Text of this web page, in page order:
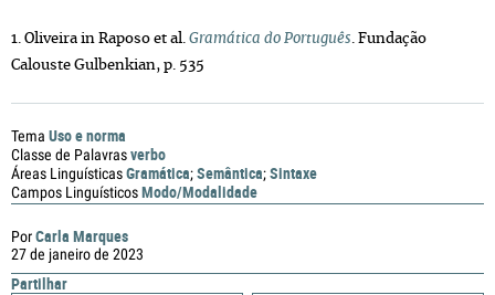
PorCarla Marques
27 de janeiro de 2023
Partilhar
1. Oliveira in Raposo et al. Gramática do Português. Fundação
Calouste Gulbenkian, p. 535
Tema Uso e norma
Classe de Palavrasverbo
Áreas LinguísticasGramática;Semântica;Sintaxe
Campos LinguísticosModo/Modalidade